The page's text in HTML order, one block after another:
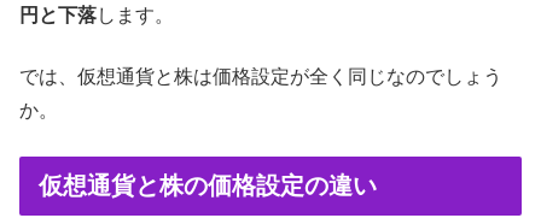
円と下落します。
では、仮想通貨と株は価格設定が全く同じなのでしょう
か。
仮想通貨と株の価格設定の違い